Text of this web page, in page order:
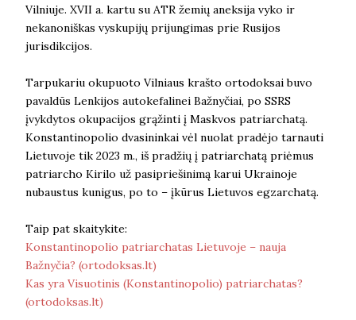
Vilniuje. XVII a. kartu su ATR žemių aneksija vyko ir
nekanoniškas vyskupijų prijungimas prie Rusijos
jurisdikcijos.
Tarpukariu okupuoto Vilniaus krašto ortodoksai buvo
pavaldūs Lenkijos autokefalinei Bažnyčiai, po SSRS
įvykdytos okupacijos grąžinti į Maskvos patriarchatą.
Konstantinopolio dvasininkai vėl nuolat pradėjo tarnauti
Lietuvoje tik 2023 m., iš pradžių į patriarchatą priėmus
patriarcho Kirilo už pasipriešinimą karui Ukrainoje
nubaustus kunigus, po to – įkūrus Lietuvos egzarchatą.
Taip pat skaitykite:
Konstantinopolio patriarchatas Lietuvoje – nauja
Bažnyčia? (ortodoksas.lt)
Kas yra Visuotinis (Konstantinopolio) patriarchatas?
(ortodoksas.lt)